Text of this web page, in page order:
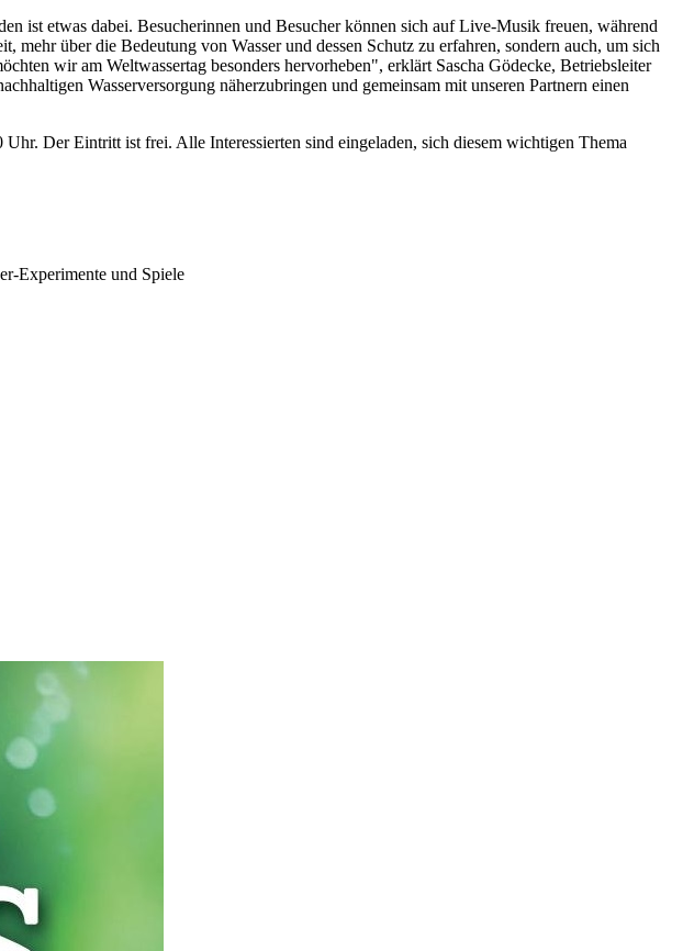
ist etwas dabei. Besucherinnen und Besucher können sich auf Live-Musik freuen, während
über die Bedeutung von Wasser und dessen Schutz zu erfahren, sondern auch, um sich
wir am Weltwassertag besonders hervorheben", erklärt Sascha Gödecke, Betriebsleiter
Wasserversorgung näherzubringen und gemeinsam mit unseren Partnern einen
Der Eintritt ist frei. Alle Interessierten sind eingeladen, sich diesem wichtigen Thema
Experimente und Spiele